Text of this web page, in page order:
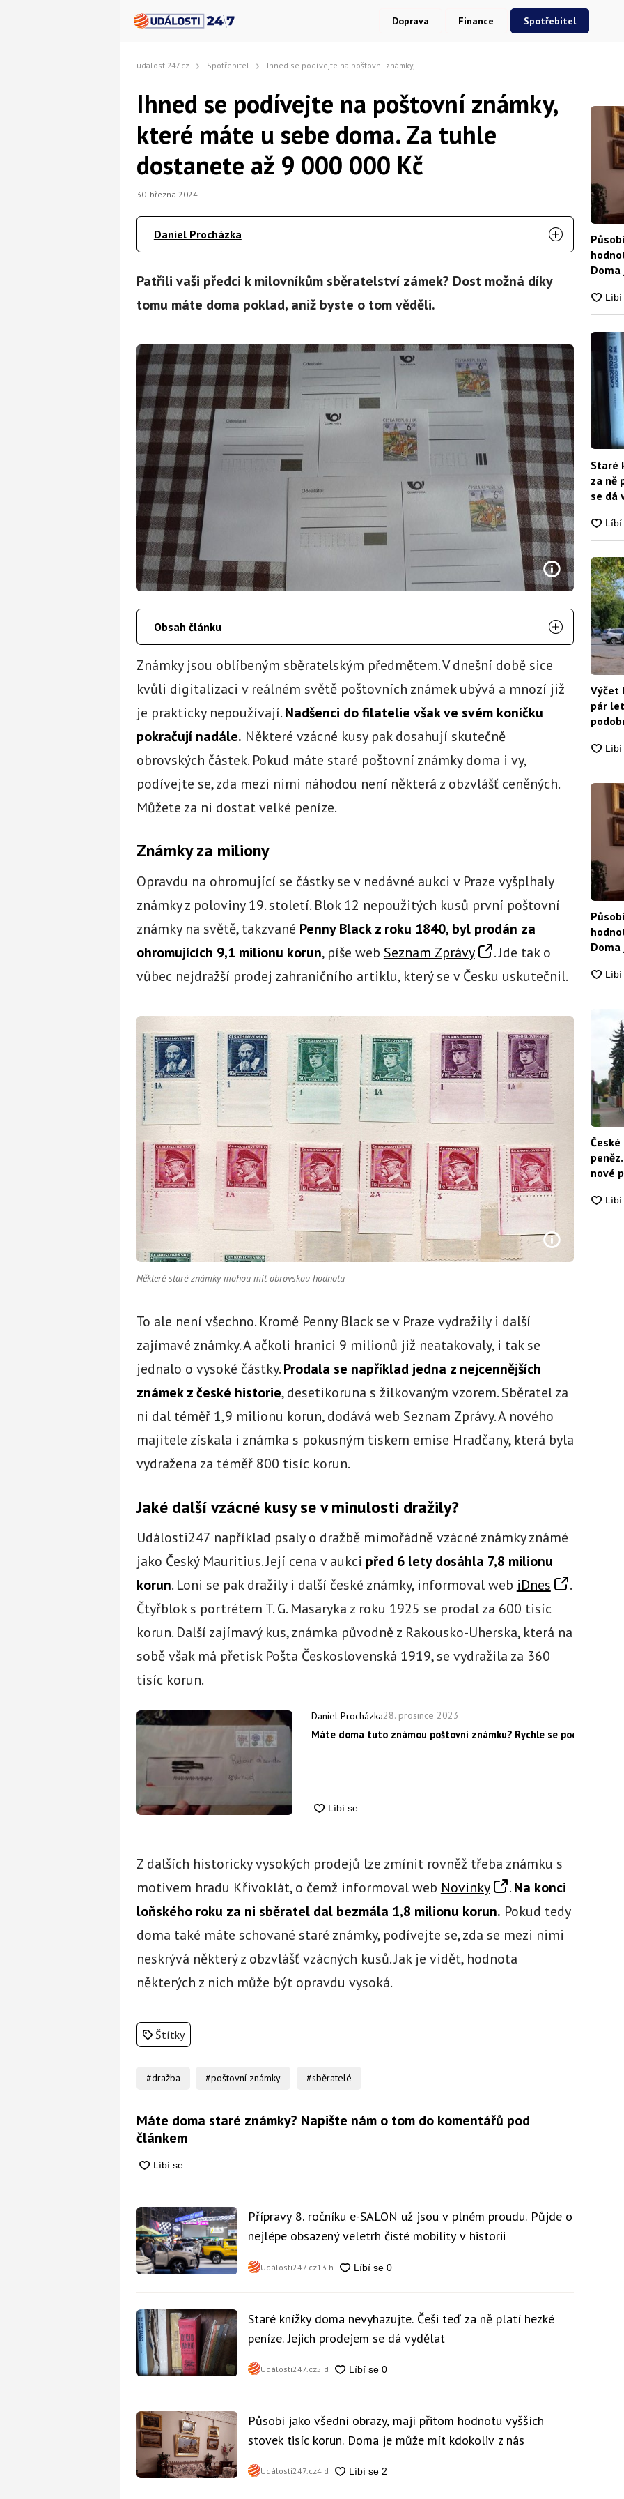
Doprava Finance Spotřebitel
udalosti247.cz Spotřebitel Ihned se podívejte na poštovní známky, které máte u sebe doma. Za tuhle dostanete až 9 000 000 Kč
Ihned se podívejte na poštovní známky,
které máte u sebe doma. Za tuhle
dostanete až 9 000 000 Kč
30. března 2024
Daniel Procházka
Patřili vaši předci k milovníkům sběratelství zámek? Dost možná díky
tomu máte doma poklad, aniž byste o tom věděli.
Obsah článku
Známky jsou oblíbeným sběratelským předmětem. V dnešní době sice
kvůli digitalizaci v reálném světě poštovních známek ubývá a mnozí již
je prakticky nepoužívají.Nadšenci do filatelie však ve svém koníčku
pokračují nadále. Některé vzácné kusy pak dosahují skutečně
obrovských částek. Pokud máte staré poštovní známky doma i vy,
podívejte se, zda mezi nimi náhodou není některá z obzvlášť ceněných.
Můžete za ni dostat velké peníze.
Známky za miliony
Opravdu na ohromující se částky se v nedávné aukci v Praze vyšplhaly
známky z poloviny 19. století. Blok 12 nepoužitých kusů první poštovní
známky na světě, takzvané Penny Black z roku 1840, byl prodán za
ohromujících 9,1 milionu korun, píše web Seznam Zprávy
. Jde tak o
vůbec nejdražší prodej zahraničního artiklu, který se v Česku uskutečnil.
Některé staré známky mohou mít obrovskou hodnotu
To ale není všechno. Kromě Penny Black se v Praze vydražily i další
zajímavé známky. A ačkoli hranici 9 milionů již neatakovaly, i tak se
jednalo o vysoké částky.Prodala se například jedna z nejcennějších
známek z české historie, desetikoruna s žilkovaným vzorem. Sběratel za
ni dal téměř 1,9 milionu korun, dodává web Seznam Zprávy. A nového
majitele získala i známka s pokusným tiskem emise Hradčany, která byla
vydražena za téměř 800 tisíc korun.
Jaké další vzácné kusy se v minulosti dražily?
Události247 například psaly o dražbě mimořádně vzácné známky známé
jako Český Mauritius. Její cena v aukci před 6 lety dosáhla 7,8 milionu
korun. Loni se pak dražily i další české známky, informoval web iDnes
.
Čtyřblok s portrétem T. G. Masaryka z roku 1925 se prodal za 600 tisíc
korun. Další zajímavý kus, známka původně z Rakousko-Uherska, která na
sobě však má přetisk Pošta Československá 1919, se vydražila za 360
tisíc korun.
Daniel Procházka28. prosince 2023
Máte doma tuto známou poštovní známku? Rychle se podívejte,
Z dalších historicky vysokých prodejů lze zmínit rovněž třeba známku s
motivem hradu Křivoklát, o čemž informoval web Novinky .Na konci
loňského roku za ni sběratel dal bezmála 1,8 milionu korun. Pokud tedy
doma také máte schované staré známky, podívejte se, zda se mezi nimi
neskrývá některý z obzvlášť vzácných kusů. Jak je vidět, hodnota
některých z nich může být opravdu vysoká.
Štítky
#dražba #poštovní známky #sběratelé
Máte doma staré známky? Napište nám o tom do komentářů pod
článkem
Přípravy 8. ročníku e-SALON už jsou v plném proudu. Půjde o
nejlépe obsazený veletrh čisté mobility v historii
Události247.cz13 h
Staré knížky doma nevyhazujte. Češi teď za ně platí hezké
peníze. Jejich prodejem se dá vydělat
Události247.cz5 d
Působí jako všední obrazy, mají přitom hodnotu vyšších
stovek tisíc korun. Doma je může mít kdokoliv z nás
Události247.cz4 d
Staré
za ně
se dá
Výčet
pár
nové